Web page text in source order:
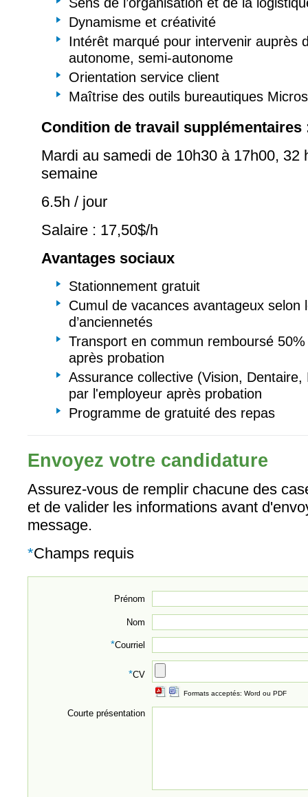
Dynamisme et créativité
Intérêt marqué pour intervenir auprès
autonome, semi-autonome
Orientation service client
Maîtrise des outils bureautiques
Condition de travail supplémentaires
Mardi au samedi de 10h30 à 17h00, 32
semaine
6.5h / jour
Salaire : 17,50$/h
Avantages sociaux
Stationnement gratuit
Cumul de vacances avantageux selon
d’anciennetés
Transport en commun remboursé
après probation
Assurance collective (Vision,
par l'employeur après probation
Programme de gratuité des repas
Envoyez votre candidature
Assurez-vous de remplir chacune des
et de valider les informations avant
message.
*Champs requis
Prénom
Nom
*Courriel
*CV
Formats acceptés: Word ou PDF
Courte présentation